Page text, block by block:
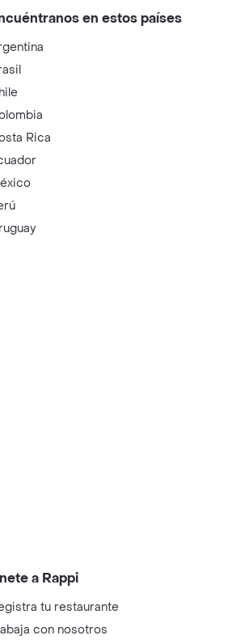
en estos países
Rica
a Rappi
tu restaurante
con nosotros